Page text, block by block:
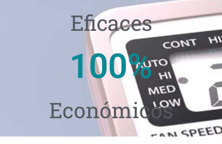
Eficaces
Económicos
100%